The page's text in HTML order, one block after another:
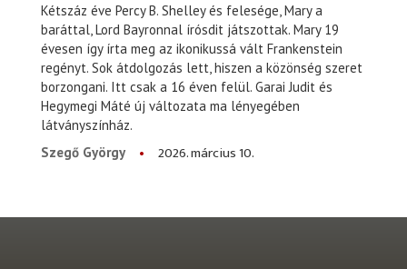
Kétszáz éve Percy B. Shelley és felesége, Mary a
baráttal, Lord Bayronnal írósdit játszottak. Mary 19
évesen így írta meg az ikonikussá vált Frankenstein
regényt. Sok átdolgozás lett, hiszen a közönség szeret
borzongani. Itt csak a 16 éven felül. Garai Judit és
Hegymegi Máté új változata ma lényegében
látványszínház.
Szegő György
2026. március 10.